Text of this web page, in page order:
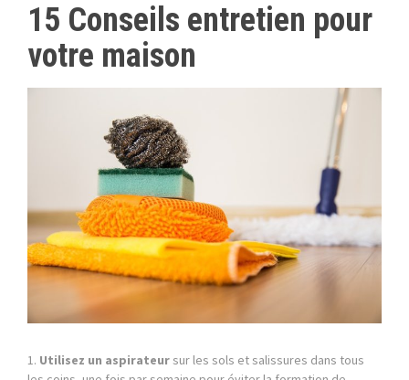
15 Conseils entretien pour
votre maison
1. Utilisez un aspirateur sur les sols et salissures dans tous